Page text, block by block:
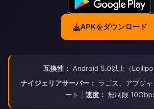
APKをダウンロード
互換性： Android 5.0以上（
ナイジェリアサーバー： ラゴス、アブジ
ート | 速度： 無制限